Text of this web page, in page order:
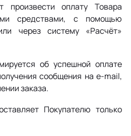
произвести оплату Товара
средствами, с помощью
через систему «Расчёт»
об успешной оплате
сообщения на e-mail,
заказа.
Покупателю только